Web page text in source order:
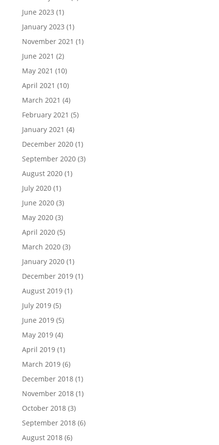
June 2023 (1)
January 2023 (1)
November 2021 (1)
June 2021 (2)
May 2021 (10)
April 2021 (10)
March 2021 (4)
February 2021 (5)
January 2021 (4)
December 2020(1)
September 2020(3)
August 2020(1)
July 2020(1)
June 2020(3)
May 2020(3)
April 2020(5)
March 2020(3)
January 2020(1)
December 2019(1)
August 2019(1)
July 2019(5)
June 2019(5)
May 2019(4)
April 2019(1)
March 2019(6)
December 2018(1)
November 2018(1)
October 2018(3)
September 2018(6)
August 2018(6)